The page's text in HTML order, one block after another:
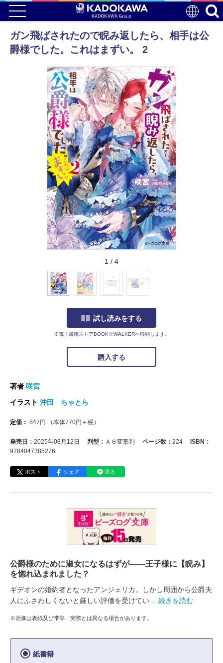
ガン飛ばされたので睨み返したら、相手は公
爵様でした。これはまずい。 2
1 / 4
試し読みをする
※電子書籍ストアBOOK☆WALKERへ移動します。
購入する
著者 咲宮
イラスト 沖田 ちゃとら
定価： 847 円 （本体770円＋税）
発売日： 2025年08月12日 判型： Ａ６変形判 ページ数： 224
ISBN：
9784047385276
ポスト シェア 送る
公爵様のために淑女になるはずが――王子様に【睨み】
を惚れ込まれました？
ギデオンの婚約者となったアンジェリカ。しかし周囲から公爵夫
人にふさわしくないと厳しい評価を受けてい
…続きを読む
※画像は表紙及び帯等、実際とは異なる場合があります。
紙書籍